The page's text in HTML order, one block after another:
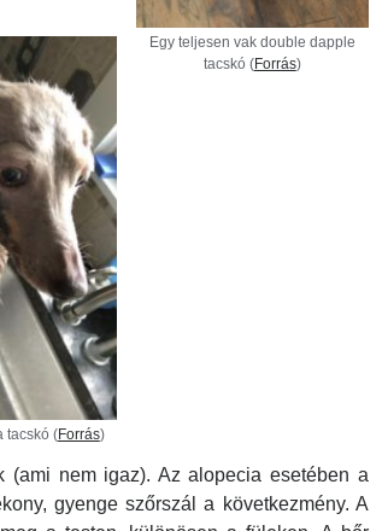
Egy teljesen vak double dapple
tacskó (Forrás)
tacskó (Forrás)
(ami nem igaz). Az alopecia esetében a
gyenge szőrszál a következmény. A